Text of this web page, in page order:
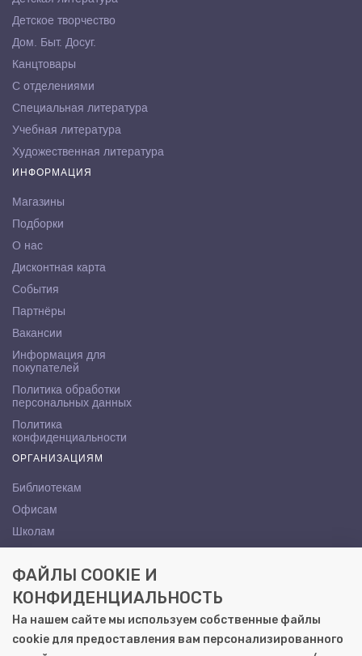
Детское творчество
Дом. Быт. Досуг.
Канцтовары
С отделениями
Специальная литература
Учебная литература
Художественная литература
ИНФОРМАЦИЯ
Магазины
Подборки
О нас
Дисконтная карта
События
Партнёры
Вакансии
Информация для
покупателей
Политика обработки
персональных данных
Политика
конфиденциальности
ОРГАНИЗАЦИЯМ
Библиотекам
Офисам
Школам
КОНТАКТЫ
Саратов, ул. Осипова, 10А
+7 (8452) 72-65-65
gemera@moya-kniga.ru
ФАЙЛЫ COOKIE И
КОНФИДЕНЦИАЛЬНОСТЬ
На нашем сайте мы используем собственные файлы
cookie для предоставления вам персонализированного